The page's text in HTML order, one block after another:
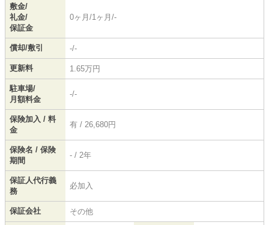
敷金/
礼金/
保証金
0ヶ月/1ヶ月/-
償却/敷引 -/-
更新料 1.65万円
駐車場/
月額料金
-/-
保険加入 / 料
金
有 / 26,680円
保険名 / 保険
期間
- / 2年
保証人代行義
務
必加入
保証会社 その他